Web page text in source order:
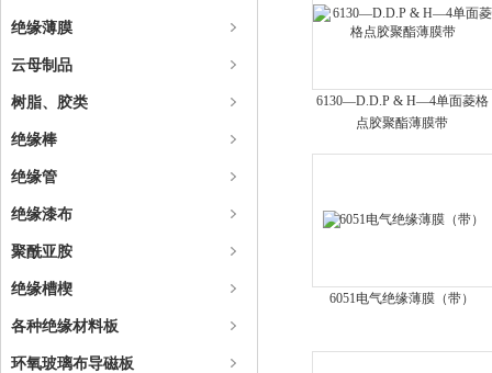
绝缘薄膜
云母制品
树脂、胶类
绝缘棒
绝缘管
绝缘漆布
聚酰亚胺
绝缘槽楔
各种绝缘材料板
环氧玻璃布导磁板
6130—D.D.P & H—4单面菱格
点胶聚酯薄膜带
6051电气绝缘薄膜（带）